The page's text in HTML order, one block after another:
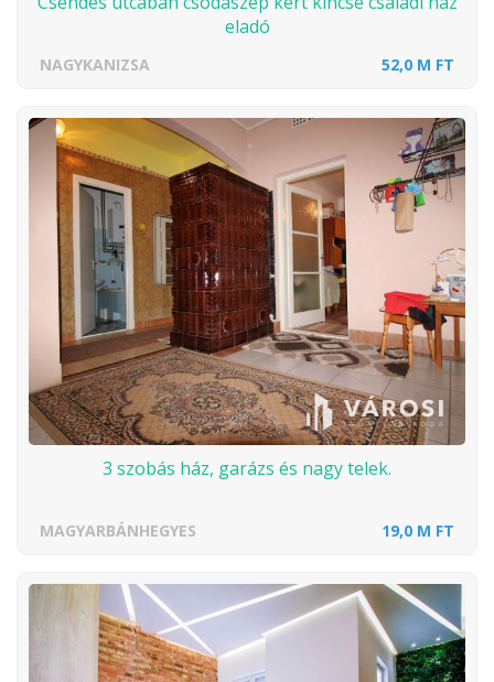
eladó
NAGYKANIZSA 52,0 M FT
3 szobás ház, garázs és nagy telek.
MAGYARBÁNHEGYES 19,0 M FT